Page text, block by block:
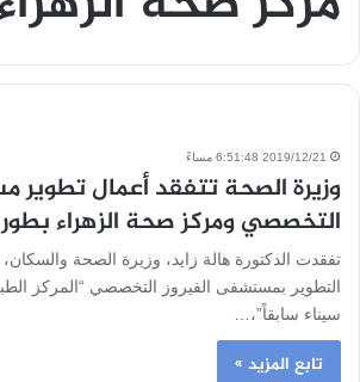
2019/12/21 6:51:48 مساءً
وزيرة الصحة تتفقد أعمال تطوير
التخصصي ومركز صحة الزهراء
تفقدت الدكتورة هالة زايد، وزيرة الصحة
التطوير بمستشفى الفيروز التخصصي “المركز
سيناء سابقاً”،…
تابع المزيد »